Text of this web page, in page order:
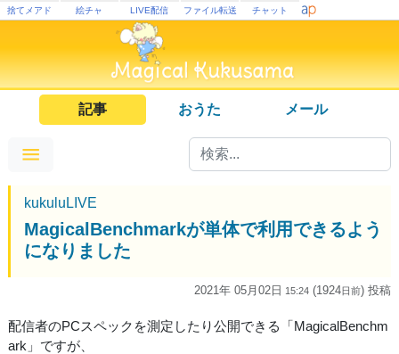
捨てメアド 絵チャ LIVE配信 ファイル転送 チャット
記事 おうた メール
kukuluLIVE
MagicalBenchmarkが単体で利用できるよう
になりました
2021年 05月02日 15:24 (1924日前) 投稿
配信者のPCスペックを測定したり公開できる「MagicalBenchm
ark」ですが、